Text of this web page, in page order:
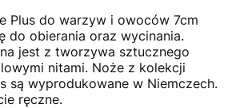
Plus do warzyw i owoców 7cm
do obierania oraz wycinania.
jest z tworzywa sztucznego
nitami. Noże z kolekcji
są wyprodukowane w Niemczech.
ręczne.